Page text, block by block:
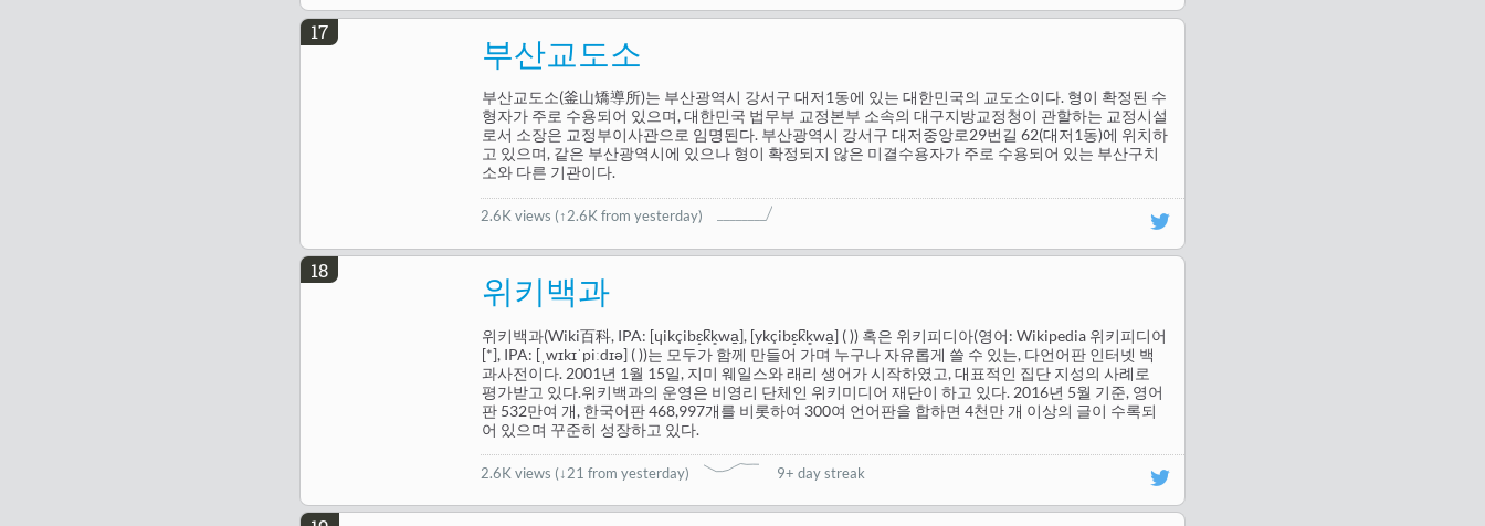
17
부산교도소
부산교도소(釜山矯導所)는 부산광역시 강서구 대저1동에 있는 대한민국의 교도소이다. 형이 확정된 수
형자가 주로 수용되어 있으며, 대한민국 법무부 교정본부 소속의 대구지방교정청이 관할하는 교정시설
로서 소장은 교정부이사관으로 임명된다. 부산광역시 강서구 대저중앙로29번길 62(대저1동)에 위치하
고 있으며, 같은 부산광역시에 있으나 형이 확정되지 않은 미결수용자가 주로 수용되어 있는 부산구치
소와 다른 기관이다.
2.6K views (↑2.6K from yesterday)
18
위키백과
위키백과(Wiki百科, IPA: [ɥikçibɛ̝k̚k͈wa̠], [ykçibɛ̝k̚k͈wa̠] ( )) 혹은 위키피디아(영어: Wikipedia 위키피디어
[*], IPA: [ˌwɪkɪˈpiːdɪə] ( ))는 모두가 함께 만들어 가며 누구나 자유롭게 쓸 수 있는, 다언어판 인터넷 백
과사전이다. 2001년 1월 15일, 지미 웨일스와 래리 생어가 시작하였고, 대표적인 집단 지성의 사례로
평가받고 있다.위키백과의 운영은 비영리 단체인 위키미디어 재단이 하고 있다. 2016년 5월 기준, 영어
판 532만여 개, 한국어판 468,997개를 비롯하여 300여 언어판을 합하면 4천만 개 이상의 글이 수록되
어 있으며 꾸준히 성장하고 있다.
2.6K views (↓21 from yesterday) 9+ day streak